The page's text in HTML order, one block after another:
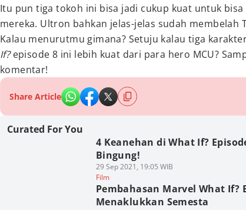
Itu pun tiga tokoh ini bisa jadi cukup kuat untuk bisa
mereka. Ultron bahkan jelas-jelas sudah membelah
Kalau menurutmu gimana? Setuju kalau tiga
If?episode 8 ini lebih kuat dari para hero MCU?
komentar!
Share Article
Curated For You
4 Keanehan di What If?
Bingung!
29 Sep 2021, 19:05 WIB
Film
Pembahasan Marvel What If?
Menaklukkan Semesta